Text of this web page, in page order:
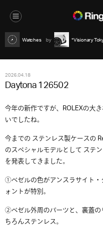
Watches *Visionary
2026.04.18
Daytona 126502
今年の新作ですが、ROLEXの大
いでしたね。
今までの ステンレス製ケースの
のスペシャルモデルとして ステ
を発表してきました。
①ベゼルの色がアンスラサイト
ォントが特別。
②ベゼル外周のパーツと、裏蓋
ちろんステンレス。